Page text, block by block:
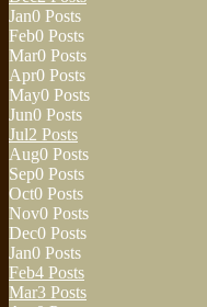
Jan0 Posts
Feb0 Posts
Mar0 Posts
Apr0 Posts
May0 Posts
Jun0 Posts
Jul2 Posts
Aug0 Posts
Sep0 Posts
Oct0 Posts
Nov0 Posts
Dec0 Posts
Jan0 Posts
Feb4 Posts
Mar3 Posts